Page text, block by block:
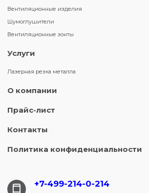
Вентиляционные изделия
Шумоглушители
Вентиляционные зонты
Услуги
Лазерная резка металла
О компании
Прайс-лист
Контакты
Политика конфиденциальности
+7-499-214-0-214